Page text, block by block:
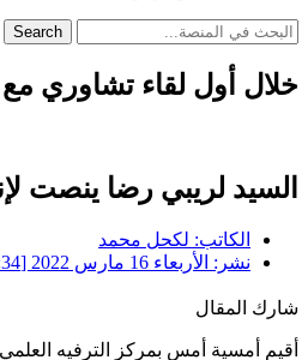
Search
خلال أول لقاء تشاوري
السيد لريبي رضا ينصت
الكاتب: لكحل محمد
نشر: الأربعاء 16 مارس 2022 [15:34 مساءً] بتوقيت الجزائر
شارك المقال
أقيم أمسية أمس بمركز الترفيه